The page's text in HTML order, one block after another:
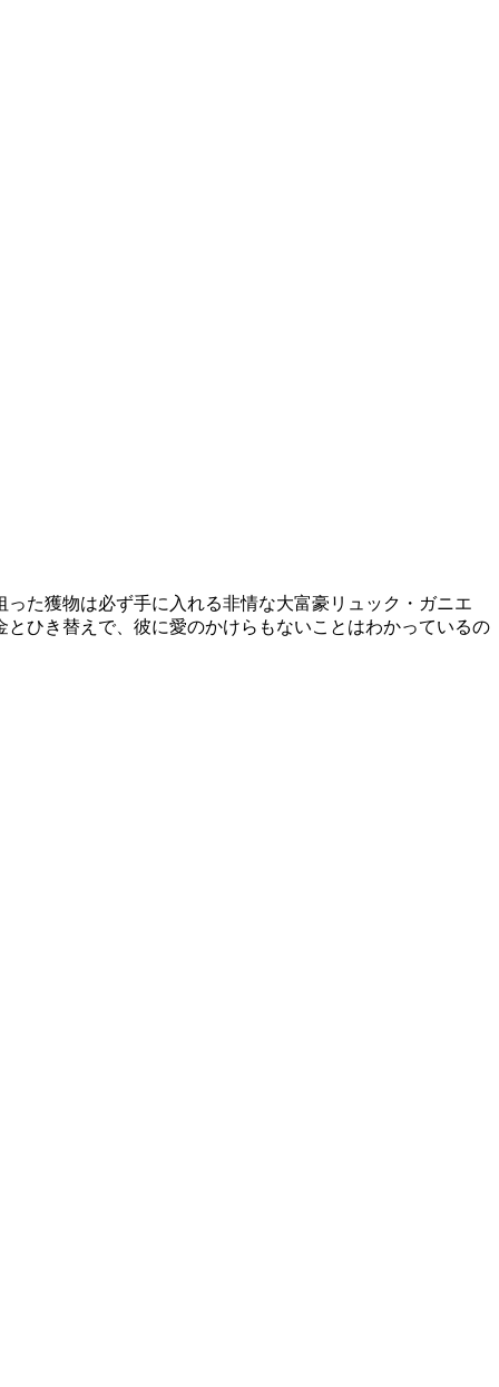
た獲物は必ず手に入れる非情な大富豪リュック・ガニエ
ひき替えで、彼に愛のかけらもないことはわかっているの